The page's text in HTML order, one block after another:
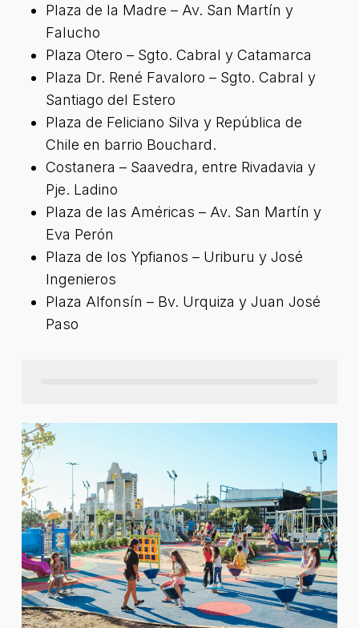
Plaza de la Madre – Av. San Martín y
Falucho
Plaza Otero – Sgto. Cabral y Catamarca
Plaza Dr. René Favaloro – Sgto. Cabral y
Santiago del Estero
Plaza de Feliciano Silva y República de
Chile en barrio Bouchard.
Costanera – Saavedra, entre Rivadavia y
Pje. Ladino
Plaza de las Américas – Av. San Martín y
Eva Perón
Plaza de los Ypfianos – Uriburu y José
Ingenieros
Plaza Alfonsín – Bv. Urquiza y Juan José
Paso